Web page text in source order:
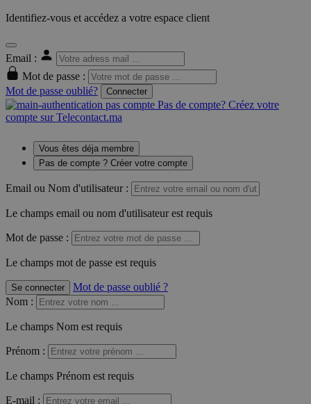
Identifiez-vous et accédez a votre espace client
Email :
Mot de passe :
Mot de passe oublié?
Connecter
Pas de compte? Créez votre
compte sur Telecontact.ma
Vous êtes déja membre
Pas de compte ? Créer votre compte
Email ou Nom d'utilisateur :
Le champs email ou nom d'utilisateur est requis
Mot de passe :
Le champs mot de passe est requis
Se connecter
Mot de passe oublié ?
Nom :
Le champs Nom est requis
Prénom :
Le champs Prénom est requis
E-mail :